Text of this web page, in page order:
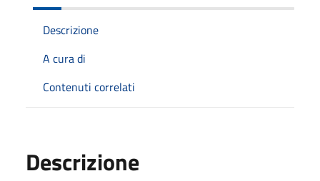
Descrizione
A cura di
Contenuti correlati
Descrizione